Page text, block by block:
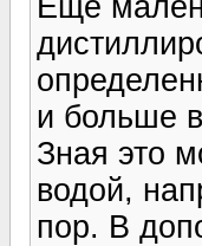
и больше
Зная это
водой,
пор. В